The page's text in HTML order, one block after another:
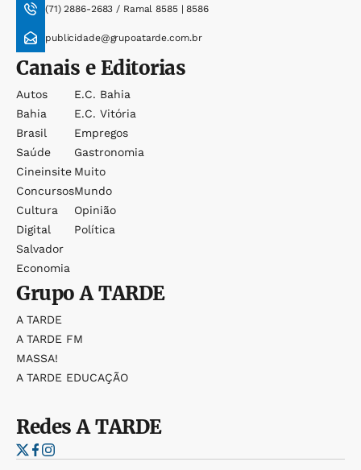
(71) 2886-2683 / Ramal 8585 | 8586
publicidade@grupoatarde.com.br
Canais e Editorias
Autos
Bahia
Brasil
Saúde
Cineinsite
Concursos
Cultura
Digital
Salvador
Economia
E.c. Bahia
E.c. Vitória
Empregos
Gastronomia
Muito
Mundo
Opinião
Política
GrupoA TARDE
A TARDE
A TARDE FM
MASSA!
A TARDE EDUCAÇÃO
RedesA TARDE